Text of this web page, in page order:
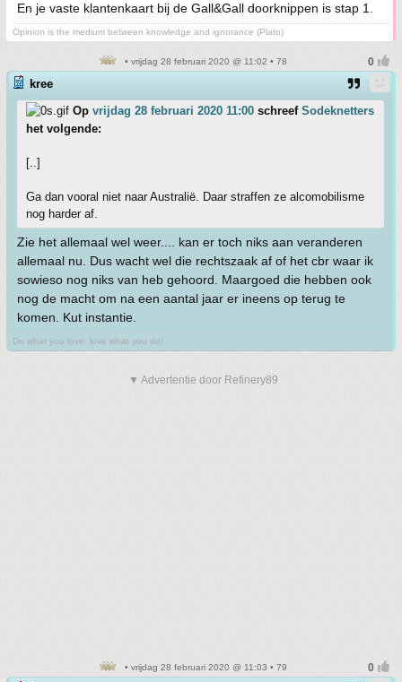
En je vaste klantenkaart bij de Gall&Gall doorknippen is stap 1.
Opinion is the medium between knowledge and ignorance (Plato)
• vrijdag 28 februari 2020 @ 11:02 • 78
kree
Op vrijdag 28 februari 2020 11:00 schreef Sodeknetters
het volgende:
[..]
Ga dan vooral niet naar Australië. Daar straffen ze alcomobilisme
nog harder af.
Zie het allemaal wel weer.... kan er toch niks aan veranderen
allemaal nu. Dus wacht wel die rechtszaak af of het cbr waar ik
sowieso nog niks van heb gehoord. Maargoed die hebben ook
nog de macht om na een aantal jaar er ineens op terug te
komen. Kut instantie.
Do what you love, love what you do!
▼ Advertentie door Refinery89
• vrijdag 28 februari 2020 @ 11:03 • 79